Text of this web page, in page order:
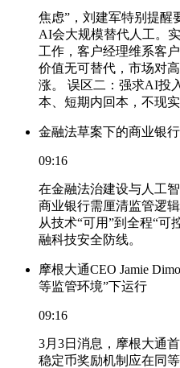
焦虑”，刘建军特别提醒
AI会大规模替代人工。
工作，客户经理维系客
价值无可替代，市场对
涨。 误区二：强求AI投
本、短期内回本，不现实
金融法草案下的商业银
09:16
在金融法治建设与人工
商业银行需厘清监管逻
从技术“可用”到全程“可
融科技安全防线。
摩根大通CEO Jamie
等监管环境”下运行
09:16
3月3日消息，摩根大通
稳定币奖励机制应在同